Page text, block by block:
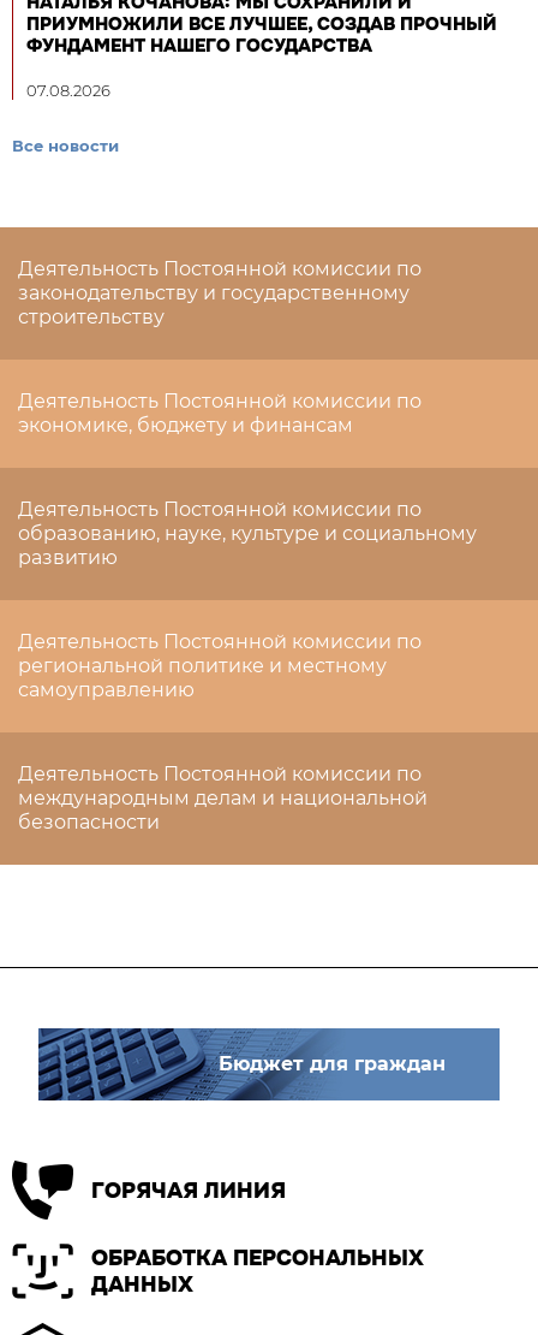
ПРИУМНОЖИЛИ ВСЕ ЛУЧШЕЕ, СОЗДАВ ПРОЧНЫЙ
ФУНДАМЕНТ НАШЕГО ГОСУДАРСТВА
07.08.2026
Все новости
Деятельность Постоянной комиссии по
законодательству и государственному
строительству
Деятельность Постоянной комиссии по
экономике, бюджету и финансам
Деятельность Постоянной комиссии по
образованию, науке, культуре и социальному
развитию
Деятельность Постоянной комиссии по
региональной политике и местному
самоуправлению
Деятельность Постоянной комиссии по
международным делам и национальной
безопасности
Бюджет для граждан
ГОРЯЧАЯ ЛИНИЯ
ОБРАБОТКА ПЕРСОНАЛЬНЫХ
ДАННЫХ